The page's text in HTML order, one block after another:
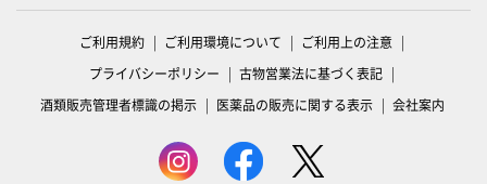
ご利用規約 ご利用環境について
ご利用上の注意
プライバシーポリシー
古物営業法に基づく表記
酒類販売管理者標識の掲示
医薬品の販売に関する表示 会社案内